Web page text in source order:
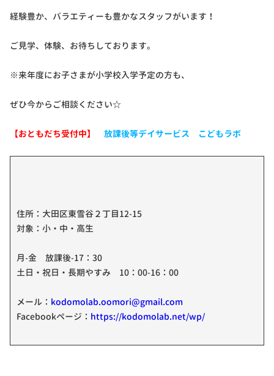
経験豊か、バラエティーも豊かなスタッフがいます！
ご見学、体験、お待ちしております。
※来年度にお子さまが小学校入学予定の方も、
ぜひ今からご相談ください☆
【おともだち受付中】 放課後等デイサービス こどもラボ
住所：大田区東雪谷２丁目12-15
対象：小・中・高生
月-金 放課後-17：30
土日・祝日・長期やすみ 10：00-16：00
メール： kodomolab.oomori@gmail.com
Facebookページ： https://kodomolab.net/wp/